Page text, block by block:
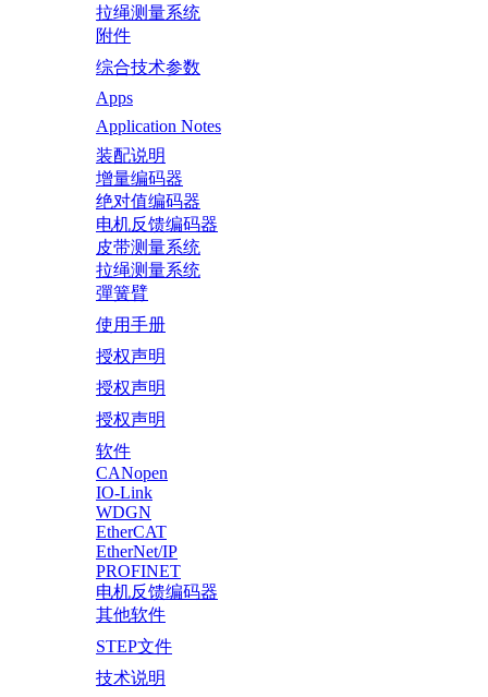
拉绳测量系统
附件
综合技术参数
Apps
Application Notes
装配说明
增量编码器
绝对值编码器
电机反馈编码器
皮带测量系统
拉绳测量系统
彈簧臂
使用手册
授权声明
授权声明
授权声明
软件
CANopen
IO-Link
WDGN
EtherCAT
EtherNet/IP
PROFINET
电机反馈编码器
其他软件
STEP文件
技术说明